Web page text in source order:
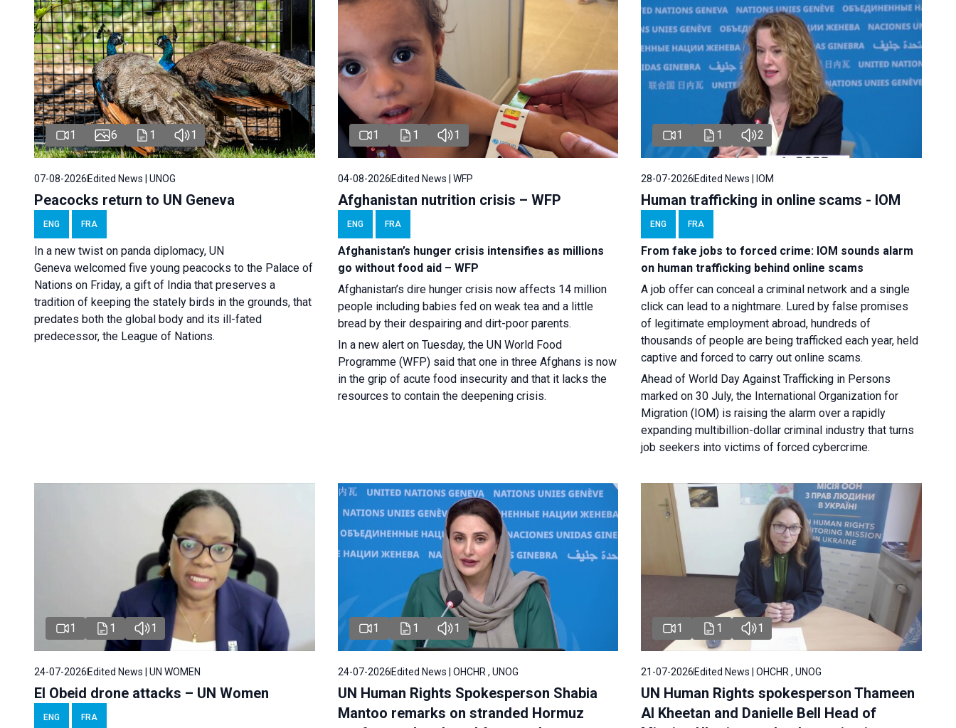
1 6 1 1
07-08-2026Edited News | UNOG
Peacocks return to UN Geneva
ENG FRA
In a new twist on panda diplomacy, UN
Geneva welcomed five young peacocks to the Palace of
Nations on Friday, a gift of India that preserves a
tradition of keeping the stately birds in the grounds, that
predates both the global body and its ill-fated
predecessor, the League of Nations.
1 1 1
04-08-2026Edited News | WFP
Afghanistan nutrition crisis – WFP
ENG FRA
Afghanistan’s hunger crisis intensifies as millions
go without food aid – WFP
Afghanistan’s dire hunger crisis now affects 14 million
people including babies fed on weak tea and a little
bread by their despairing and dirt-poor parents.
In a new alert on Tuesday, the UN World Food
Programme (WFP) said that one in three Afghans is now
in the grip of acute food insecurity and that it lacks the
resources to contain the deepening crisis.
1 1 2
28-07-2026Edited News | IOM
Human trafficking in online scams - IOM
ENG FRA
From fake jobs to forced crime: IOM sounds alarm
on human trafficking behind online scams
A job offer can conceal a criminal network and a single
click can lead to a nightmare. Lured by false promises
of legitimate employment abroad, hundreds of
thousands of people are being trafficked each year, held
captive and forced to carry out online scams.
Ahead of World Day Against Trafficking in Persons
marked on 30 July, the International Organization for
Migration (IOM) is raising the alarm over a rapidly
expanding multibillion-dollar criminal industry that turns
job seekers into victims of forced cybercrime.
1 1 1
24-07-2026 Edited News | UN WOMEN
El Obeid drone attacks – UN Women
ENG FRA
1 1 1
24-07-2026Edited News | OHCHR , UNOG
UN Human Rights Spokesperson Shabia
Mantoo remarks on stranded Hormuz
1 1 1
21-07-2026Edited News | OHCHR , UNOG
UN Human Rights spokesperson Thameen
Al Kheetan and Danielle Bell Head of